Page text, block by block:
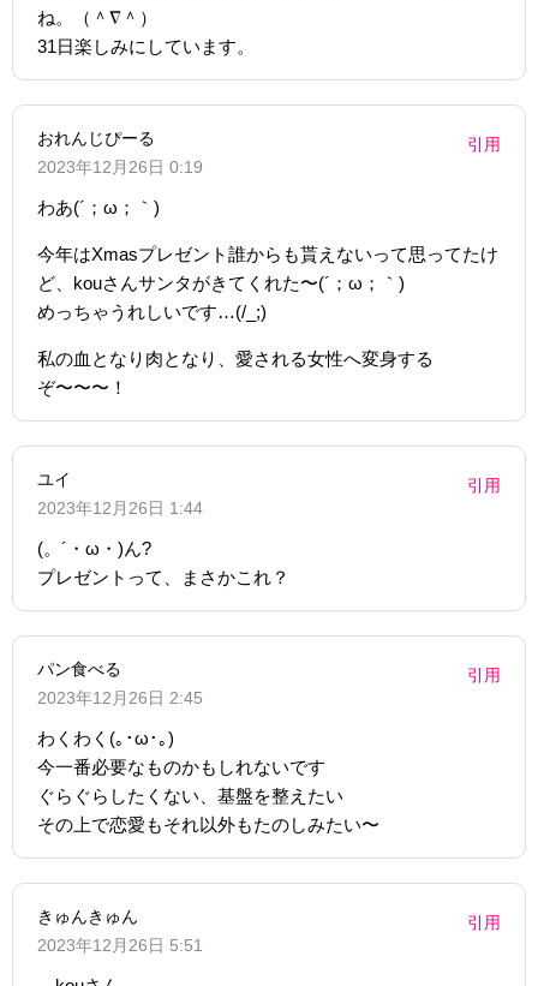
ね。（＾∇＾）
31日楽しみにしています。
おれんじぴーる
2023年12月26日 0:19
引用
わあ(´；ω；｀)
今年はXmasプレゼント誰からも貰えないって思ってたけ
ど、kouさんサンタがきてくれた〜(´；ω；｀)
めっちゃうれしいです…(/_;)
私の血となり肉となり、愛される女性へ変身する
ぞ〜〜〜！
ユイ
2023年12月26日 1:44
引用
(。´・ω・)ん?
プレゼントって、まさかこれ？
パン食べる
2023年12月26日 2:45
引用
わくわく(｡･ω･｡)
今一番必要なものかもしれないです
ぐらぐらしたくない、基盤を整えたい
その上で恋愛もそれ以外もたのしみたい〜
きゅんきゅん
2023年12月26日 5:51
引用